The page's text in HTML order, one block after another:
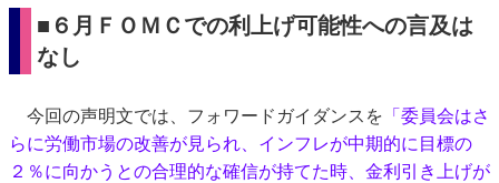
■６月ＦＯＭＣでの利上げ可能性への言及は
なし
今回の声明文では、フォワードガイダンスを 「委員会はさ
らに労働市場の改善が見られ、インフレが中期的に目標の
２％に向かうとの合理的な確信が持てた時、金利引き上げが